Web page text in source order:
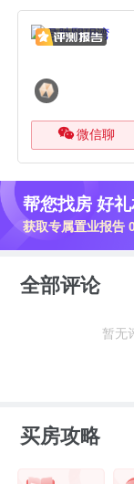
中）、华侨
目，未来将
旅配套。
君胜熙玥湾
以上医院。
离楼盘仅
距离楼盘
山高级中学
学校，中山
外约2公里
已开学，交
微信聊
帮您找房 好
获取专属置业报告
全部评论
暂无
买房攻略